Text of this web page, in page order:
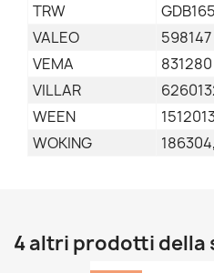
TRW
GDB165
VALEO
598147
VEMA
831280
VILLAR
WEEN
WOKING
4 altri prodotti della